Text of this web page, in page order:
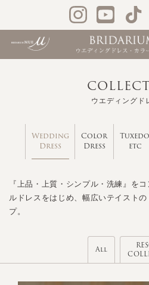
ウエディングド
Wedding
Dress
Color
Dress
etc
『上品・上質・シンプル・洗練』を
ルドレスをはじめ、幅広いテイスト
プ。
All